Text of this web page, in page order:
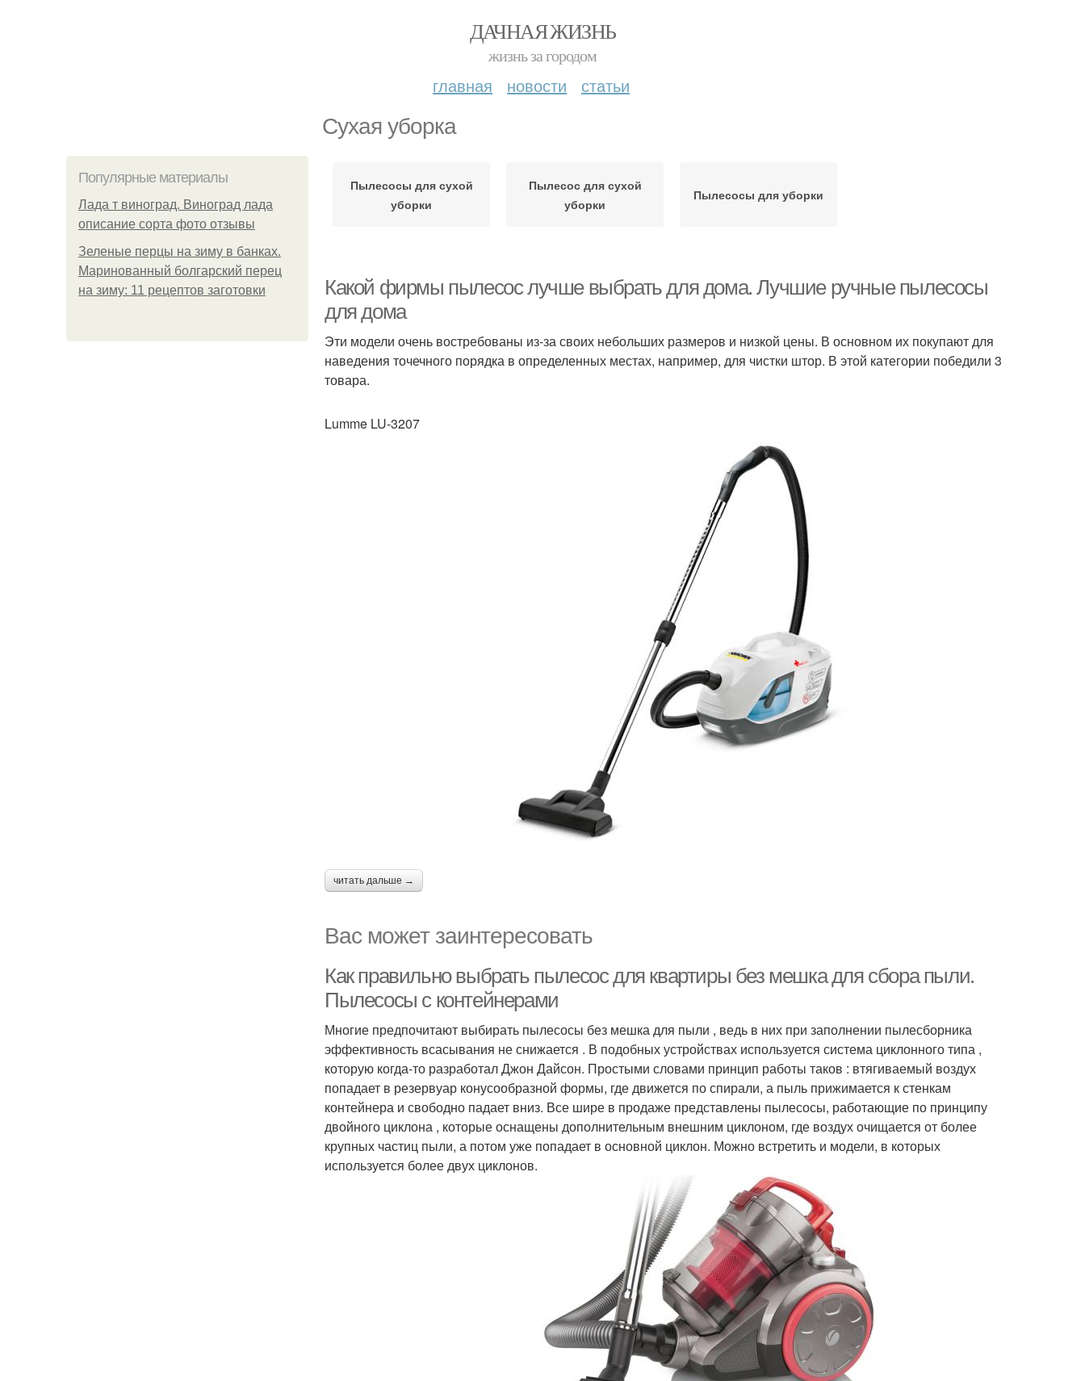
ДАЧНАЯ ЖИЗНЬ
жизнь за городом
главная новости статьи
Сухая уборка
Популярные материалы
Лада т виноград. Виноград лада
описание сорта фото отзывы
Зеленые перцы на зиму в банках.
Маринованный болгарский перец
на зиму: 11 рецептов заготовки
Пылесосы для сухой
уборки
Пылесос для сухой
уборки
Пылесосы для уборки
Какой фирмы пылесос лучше выбрать для дома. Лучшие ручные пылесосы
для дома
Эти модели очень востребованы из-за своих небольших размеров и низкой цены. В основном их покупают для
наведения точечного порядка в определенных местах, например, для чистки штор. В этой категории победили 3
товара.
Lumme LU-3207
читать дальше →
Вас может заинтересовать
Как правильно выбрать пылесос для квартиры без мешка для сбора пыли.
Пылесосы с контейнерами
Многие предпочитают выбирать пылесосы без мешка для пыли , ведь в них при заполнении пылесборника
эффективность всасывания не снижается . В подобных устройствах используется система циклонного типа ,
которую когда-то разработал Джон Дайсон. Простыми словами принцип работы таков : втягиваемый воздух
попадает в резервуар конусообразной формы, где движется по спирали, а пыль прижимается к стенкам
контейнера и свободно падает вниз. Все шире в продаже представлены пылесосы, работающие по принципу
двойного циклона , которые оснащены дополнительным внешним циклоном, где воздух очищается от более
крупных частиц пыли, а потом уже попадает в основной циклон. Можно встретить и модели, в которых
используется более двух циклонов.